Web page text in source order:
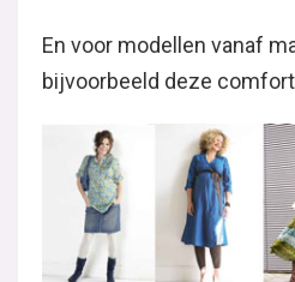
En voor modellen vanaf
bijvoorbeeld deze